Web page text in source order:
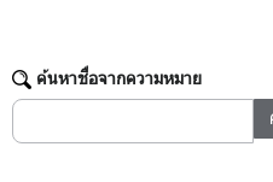
ค้นหาชื่อจากความหมาย